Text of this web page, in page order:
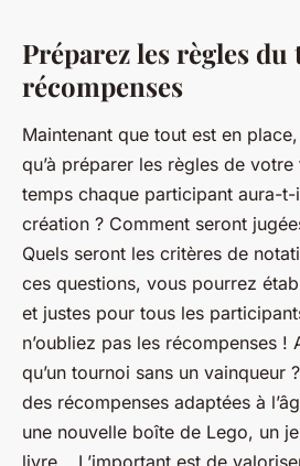
Préparez les règles
récompenses
Maintenant que tout est en
qu’à préparer les règles de
temps chaque participant aura-
création ? Comment seront
Quels seront les critères de
ces questions, vous pourrez
et justes pour tous les
n’oubliez pas les récompenses !
qu’un tournoi sans un vainqueur
des récompenses adaptées à
une nouvelle boîte de Lego, un
livre… L’important est de